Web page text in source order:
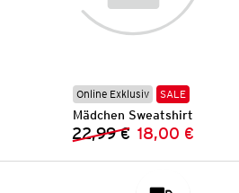
Online Exklusiv SALE
Mädchen Sweatshirt
Vorheriger
22,99 € Neuer Preis:
18,00 €